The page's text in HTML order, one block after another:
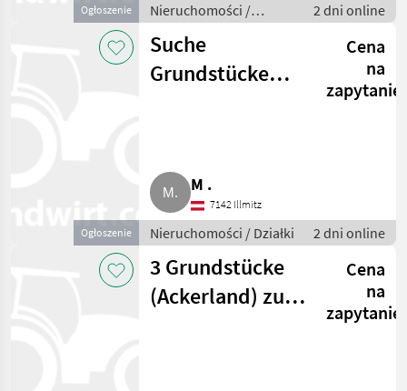
Ogłoszenie
Nieruchomości /
Gospodarstwa
2 dni online
Ogłoszenie
Suche
Grundstücke
Cena
na
zapytanie
M .
7142 Illmitz
Nieruchomości / Działki 2 dni online
3 Grundstücke
(Ackerland) zu
Cena
na
zapytanie